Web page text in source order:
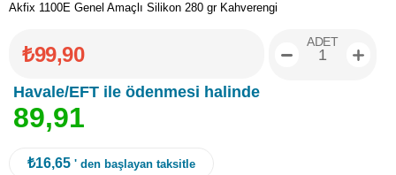
Akfix 1100E Genel Amaçlı Silikon 280 gr Kahverengi
₺99,90
Havale/EFT ile ödenmesi halinde
89,91
ADET
₺16,65 ' den başlayan taksitle